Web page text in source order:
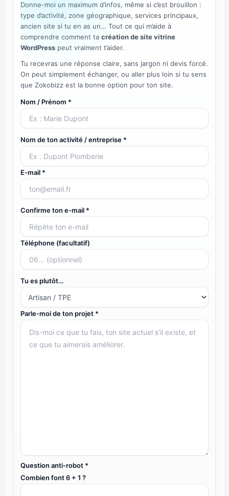
Donne-moi un maximum d’infos, même si c’est brouillon :
type d’activité, zone géographique, services principaux,
ancien site si tu en as un… Tout ce qui m’aide à
comprendre comment ta création de site vitrine
WordPress peut vraiment t’aider.
Tu recevras une réponse claire, sans jargon ni devis forcé.
On peut simplement échanger, ou aller plus loin si tu sens
que Zokobizz est la bonne option pour ton site.
Nom / Prénom *
Nom de ton activité / entreprise *
E-mail *
Confirme ton e-mail *
Téléphone (facultatif)
Tu es plutôt…
Parle-moi de ton projet *
Question anti-robot *
Combien font 6 + 1 ?